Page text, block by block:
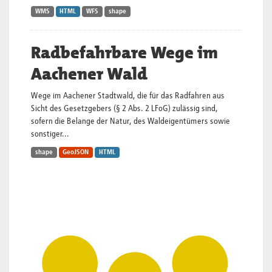
WMS HTML WFS shape
Radbefahrbare Wege im
Aachener Wald
Wege im Aachener Stadtwald, die für das Radfahren aus
Sicht des Gesetzgebers (§ 2 Abs. 2 LFoG) zulässig sind,
sofern die Belange der Natur, des Waldeigentümers sowie
sonstiger...
shape GeoJSON HTML